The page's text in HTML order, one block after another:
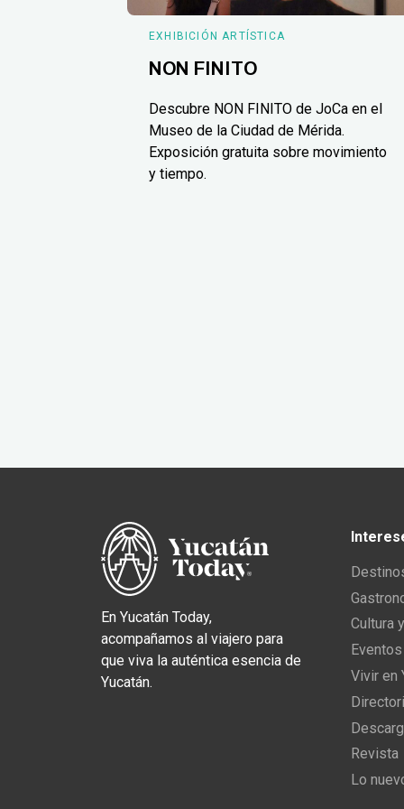
EXHIBICIÓN ARTÍSTICA
NON FINITO
Descubre NON FINITO de JoCa en el
Museo de la Ciudad de Mérida.
Exposición gratuita sobre movimiento
y tiempo.
En Yucatán Today,
acompañamos al viajero para
que viva la auténtica esencia de
Yucatán.
Cultura
Vivir en
Revista
Lo